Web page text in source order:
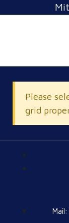
Please
grid